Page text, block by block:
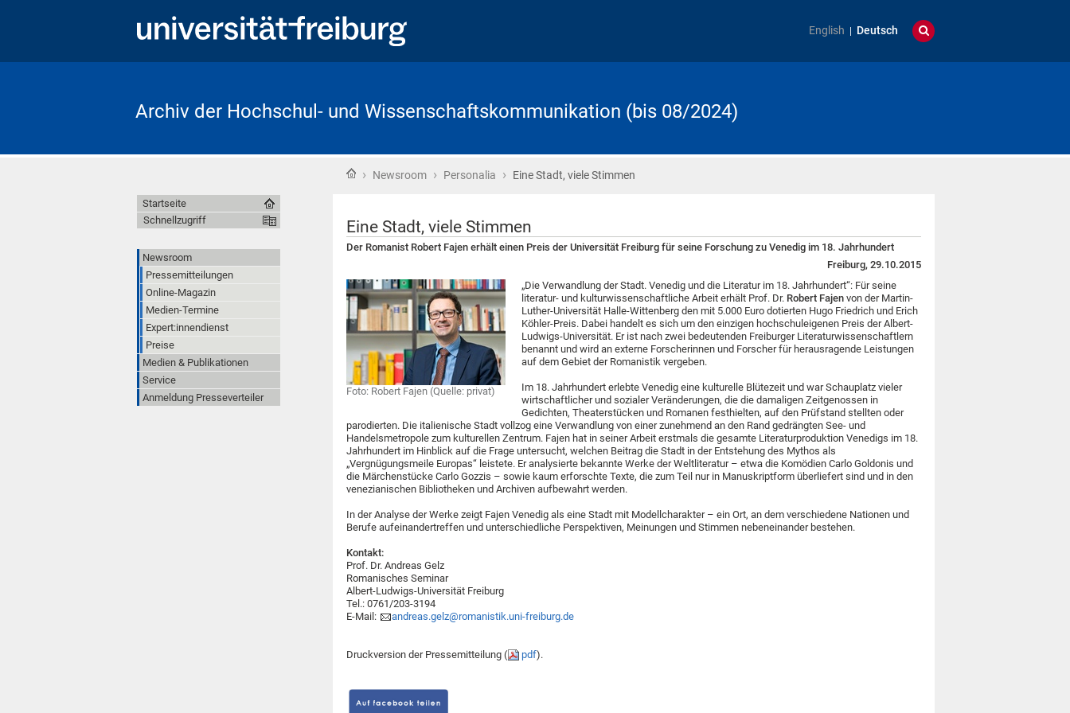
English Deutsch
Archiv der Hochschul- und Wissenschaftskommunikation (bis 08/2024)
Startseite
› Newsroom › Personalia › Eine Stadt, viele Stimmen
Eine Stadt, viele Stimmen
Der Romanist Robert Fajen erhält einen Preis der Universität Freiburg für seine Forschung zu Venedig im 18. Jahrhundert
Freiburg, 29.10.2015
Foto: Robert Fajen (Quelle: privat)
„Die Verwandlung der Stadt. Venedig und die Literatur im 18. Jahrhundert“: Für seine
literatur- und kulturwissenschaftliche Arbeit erhält Prof. Dr. Robert Fajen von der Martin-
Luther-Universität Halle-Wittenberg den mit 5.000 Euro dotierten Hugo Friedrich und Erich
Köhler-Preis. Dabei handelt es sich um den einzigen hochschuleigenen Preis der Albert-
Ludwigs-Universität. Er ist nach zwei bedeutenden Freiburger Literaturwissenschaftlern
benannt und wird an externe Forscherinnen und Forscher für herausragende Leistungen
auf dem Gebiet der Romanistik vergeben.
Im 18. Jahrhundert erlebte Venedig eine kulturelle Blütezeit und war Schauplatz vieler
wirtschaftlicher und sozialer Veränderungen, die die damaligen Zeitgenossen in
Gedichten, Theaterstücken und Romanen festhielten, auf den Prüfstand stellten oder
parodierten. Die italienische Stadt vollzog eine Verwandlung von einer zunehmend an den Rand gedrängten See- und
Handelsmetropole zum kulturellen Zentrum. Fajen hat in seiner Arbeit erstmals die gesamte Literaturproduktion Venedigs im 18.
Jahrhundert im Hinblick auf die Frage untersucht, welchen Beitrag die Stadt in der Entstehung des Mythos als
„Vergnügungsmeile Europas“ leistete. Er analysierte bekannte Werke der Weltliteratur – etwa die Komödien Carlo Goldonis und
die Märchenstücke Carlo Gozzis – sowie kaum erforschte Texte, die zum Teil nur in Manuskriptform überliefert sind und in den
venezianischen Bibliotheken und Archiven aufbewahrt werden.
In der Analyse der Werke zeigt Fajen Venedig als eine Stadt mit Modellcharakter – ein Ort, an dem verschiedene Nationen und
Berufe aufeinandertreffen und unterschiedliche Perspektiven, Meinungen und Stimmen nebeneinander bestehen.
Kontakt:
Prof. Dr. Andreas Gelz
Romanisches Seminar
Albert-Ludwigs-Universität Freiburg
Tel.: 0761/203-3194
E-Mail:
andreas.gelz@romanistik.uni-freiburg.de
Druckversion der Pressemitteilung ( pdf).
Startseite
Schnellzugriff
Newsroom
Pressemitteilungen
Online-Magazin
Medien-Termine
Expert:innendienst
Preise
Medien & Publikationen
Service
Anmeldung Presseverteiler